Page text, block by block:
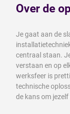
Over de
Je gaat aan de
centraal staan.
verstaan en op
werksfeer is
technische
de kans om